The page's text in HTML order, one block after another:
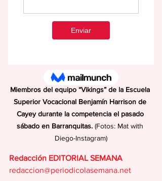
Miembros del equipo “Vikings” de la Escuela
Superior Vocacional Benjamín Harrison de
Cayey durante la competencia el pasado
sábado en Barranquitas. (Fotos: Mat with
Diego-Instagram)
Redacción EDITORIAL SEMANA
redaccion@periodicolasemana.net